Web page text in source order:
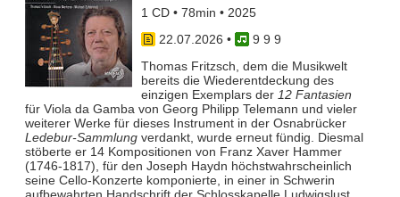
1 CD • 78min • 2025
22.07.2026 •
9 9 9
Thomas Fritzsch, dem die Musikwelt
bereits die Wiederentdeckung des
einzigen Exemplars der 12 Fantasien
für Viola da Gamba von Georg Philipp Telemann und vieler
weiterer Werke für dieses Instrument in der Osnabrücker
Ledebur-Sammlungverdankt, wurde erneut fündig. Diesmal
stöberte er 14 Kompositionen von Franz Xaver Hammer
(1746-1817), für den Joseph Haydn höchstwahrscheinlich
seine Cello-Konzerte komponierte, in einer in Schwerin